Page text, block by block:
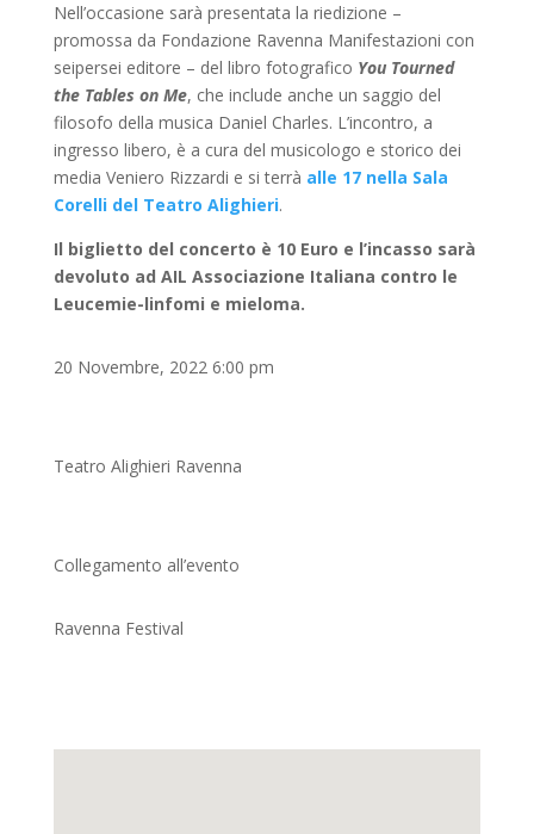
Nell’occasione sarà presentata la riedizione –
promossa da Fondazione Ravenna Manifestazioni con
seipersei editore – del libro fotografico You Tourned
the Tables on Me, che include anche un saggio del
filosofo della musica Daniel Charles. L’incontro, a
ingresso libero, è a cura del musicologo e storico dei
media Veniero Rizzardi e si terrà alle 17 nella Sala
Corelli del Teatro Alighieri.
Il biglietto del concerto è 10 Euro e l’incasso sarà
devoluto ad AIL Associazione Italiana contro le
Leucemie-linfomi e mieloma.
20 Novembre, 2022 6:00 pm
Teatro Alighieri Ravenna
Collegamento all’evento
Ravenna Festival